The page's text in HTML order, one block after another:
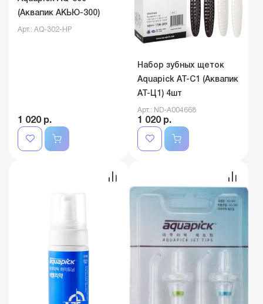
(Аквапик АКЬЮ-300)
Арт.: АQ-302-HP
1 020 р.
Набор зубных щеток
Aquapick AT-C1 (Аквапик
AT-Ц1) 4шт
Арт.: ND-A004668
1 020 р.